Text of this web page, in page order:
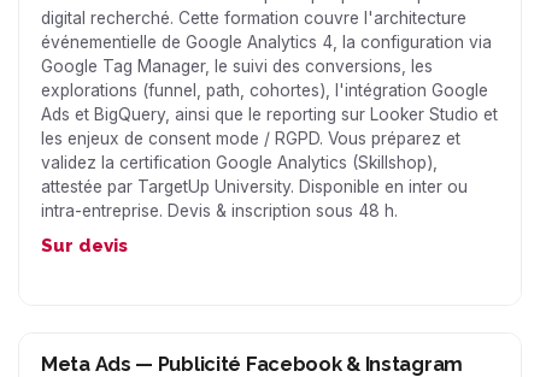
digital recherché. Cette formation couvre l'architecture
événementielle de Google Analytics 4, la configuration via
Google Tag Manager, le suivi des conversions, les
explorations (funnel, path, cohortes), l'intégration Google
Ads et BigQuery, ainsi que le reporting sur Looker Studio et
les enjeux de consent mode / RGPD. Vous préparez et
validez la certification Google Analytics (Skillshop),
attestée par TargetUp University. Disponible en inter ou
intra-entreprise. Devis & inscription sous 48 h.
Sur devis
Meta Ads — Publicité Facebook & Instagram